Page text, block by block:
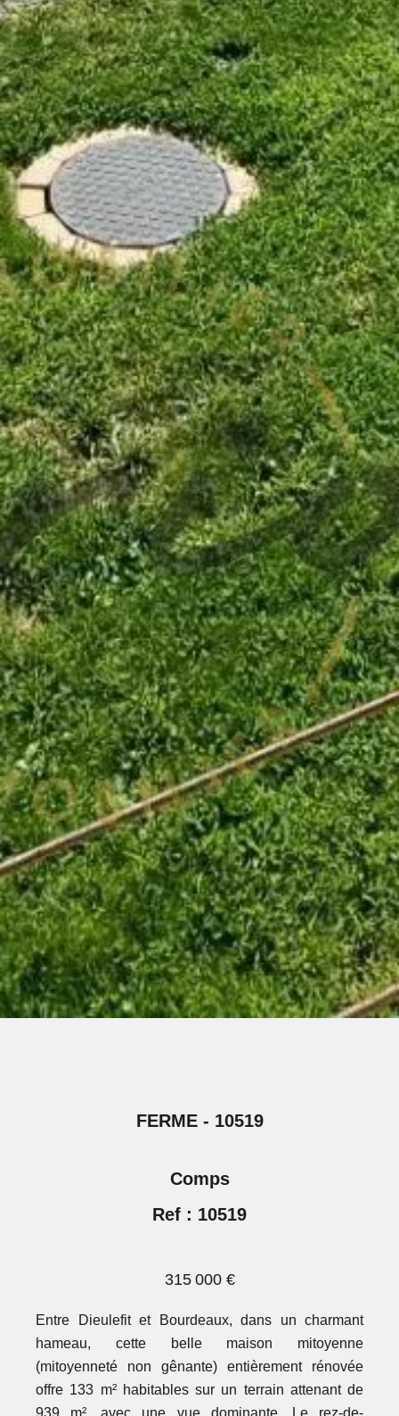
FERME - 10519
Comps
Ref : 10519
315 000 €
Entre Dieulefit et Bourdeaux, dans un charmant
hameau, cette belle maison mitoyenne
(mitoyenneté non gênante) entièrement rénovée
offre 133 m² habitables sur un terrain attenant de